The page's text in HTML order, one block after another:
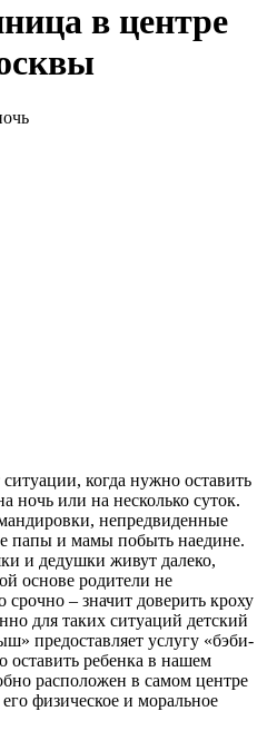
в центре
когда нужно оставить
ночь или на несколько суток.
непредвиденные
папы и мамы побыть наедине.
и дедушки живут далеко,
основе родители не
срочно – значит доверить кроху
для таких ситуаций детский
предоставляет услугу «бэби-
оставить ребенка в нашем
расположен в самом центре
физическое и моральное